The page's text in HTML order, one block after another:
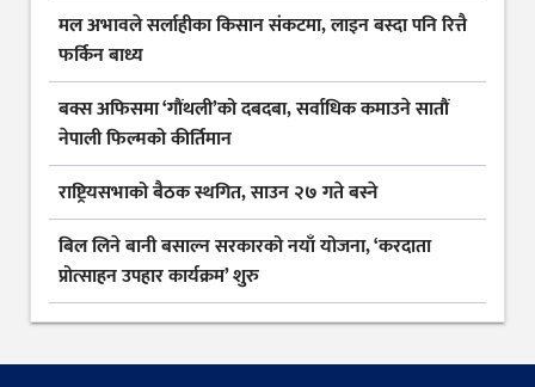
मल अभावले सर्लाहीका किसान संकटमा, लाइन बस्दा पनि रित्तै
फर्किन बाध्य
बक्स अफिसमा ‘गौंथली’को दबदबा, सर्वाधिक कमाउने सातौं
नेपाली फिल्मको कीर्तिमान
राष्ट्रियसभाको बैठक स्थगित, साउन २७ गते बस्ने
बिल लिने बानी बसाल्न सरकारको नयाँ योजना, ‘करदाता
प्रोत्साहन उपहार कार्यक्रम’ शुरु